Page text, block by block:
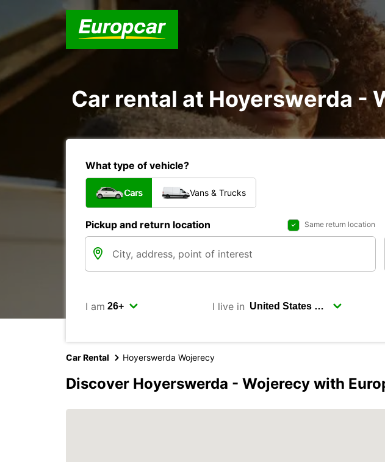
Car rental at Hoyerswerda -
What type of vehicle?
Cars Vans & Trucks
Pickup and return location Same return location
I am I live in
Car Rental Hoyerswerda Wojerecy
Discover Hoyerswerda - Wojerecy with